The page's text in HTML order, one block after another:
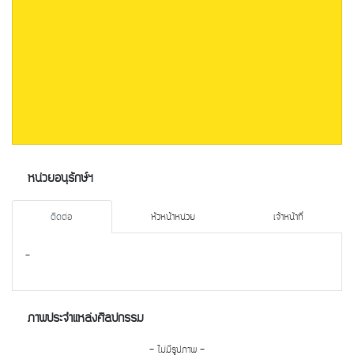
หน่วยอนุรักษ์ฯ
ติดต่อ หัวหน้าหน่วย เจ้าหน้าที่
-
ภาพประจำแหล่งศิลปกรรม
- ไม่มีรูปภาพ -